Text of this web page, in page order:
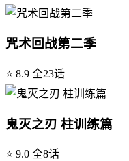
咒术回战第二季
⭐ 8.9 全23话
鬼灭之刃 柱训练篇
⭐ 9.0 全8话